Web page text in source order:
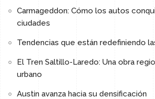
Carmageddon: Cómo los autos
ciudades
Tendencias que están redefiniendo
El Tren Saltillo-Laredo: Una obra
urbano
Austin avanza hacia su densificación